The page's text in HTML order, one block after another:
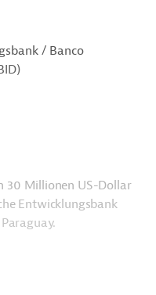
/ Banco
30 Millionen US-Dollar
Entwicklungsbank